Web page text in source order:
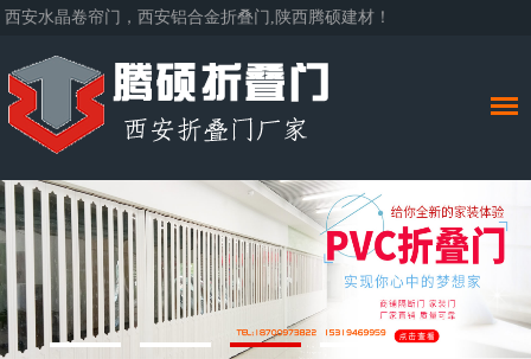
西安水晶卷帘门，西安铝合金折叠门,陕西腾硕建材！